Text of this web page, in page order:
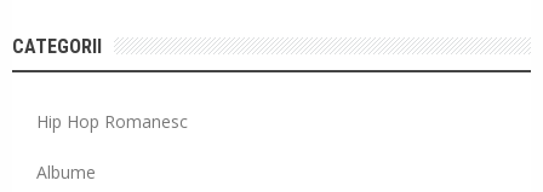
CATEGORII
Hip Hop Romanesc
Albume